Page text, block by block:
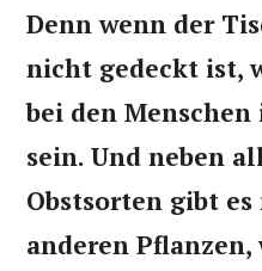
Denn wenn der
nicht gedeckt ist,
bei den
sein. Und neben
Obstsorten gibt
anderen Pflanzen,